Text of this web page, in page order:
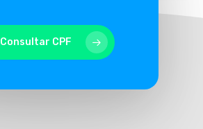
Consultar CPF